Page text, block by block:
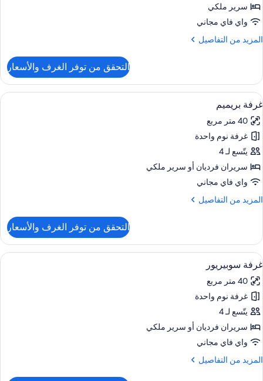
سرير ملكي
واي فاي مجاني
المزيد من التفاصيل
المزيد
غرفة
تنفيذية
التحقق من توفر الغرف والأسعار
استعراض
جميع
صور
غرفة
بريميم
7
غرفة بريميم
40 متر مربع
غرفة نوم واحدة
يتّسع لـ 4
سريران فرديان‫‬ أو سرير ملكي
واي فاي مجاني
المزيد من التفاصيل
المزيد
غرفة
بريميم
التحقق من توفر الغرف والأسعار
استعراض
جميع
صور
غرفة
سوبيريور
10
غرفة سوبيريور
40 متر مربع
غرفة نوم واحدة
يتّسع لـ 4
سريران فرديان‫‬ أو سرير ملكي
واي فاي مجاني
المزيد من التفاصيل
المزيد